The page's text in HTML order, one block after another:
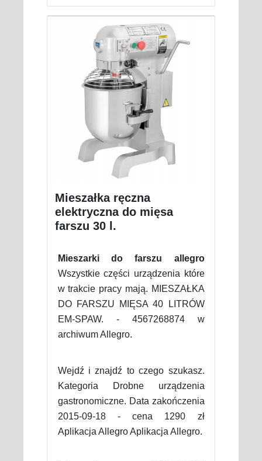
Mieszałka ręczna
elektryczna do mięsa
farszu 30 l.
Mieszarki do farszu allegro
Wszystkie części urządzenia które
w trakcie pracy mają. MIESZAŁKA
DO FARSZU MIĘSA 40 LITRÓW
EM-SPAW. - 4567268874 w
archiwum Allegro.
Wejdź i znajdź to czego szukasz.
Kategoria Drobne urządzenia
gastronomiczne. Data zakończenia
2015-09-18 - cena 1290 zł
Aplikacja Allegro Aplikacja Allegro.